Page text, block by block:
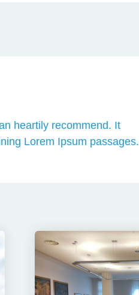
heartily recommend. It
Lorem Ipsum passages.